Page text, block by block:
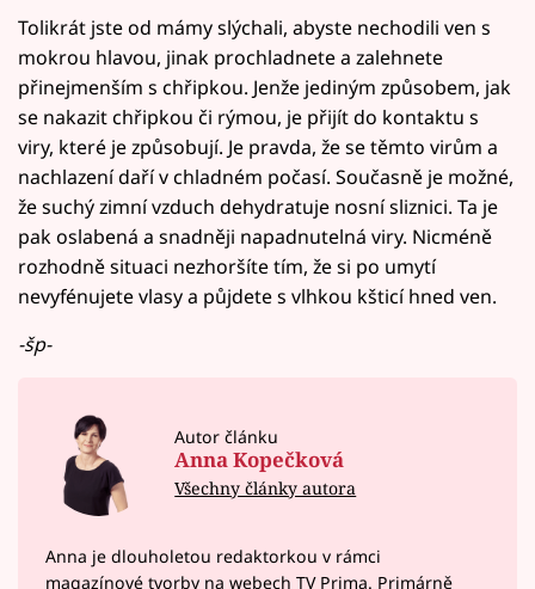
Tolikrát jste od mámy slýchali, abyste nechodili ven s
mokrou hlavou, jinak prochladnete a zalehnete
přinejmenším s chřipkou. Jenže jediným způsobem, jak
se nakazit chřipkou či rýmou, je přijít do kontaktu s
viry, které je způsobují. Je pravda, že se těmto virům a
nachlazení daří v chladném počasí. Současně je možné,
že suchý zimní vzduch dehydratuje nosní sliznici. Ta je
pak oslabená a snadněji napadnutelná viry. Nicméně
rozhodně situaci nezhoršíte tím, že si po umytí
nevyfénujete vlasy a půjdete s vlhkou kšticí hned ven.
-šp-
Autor článku
Anna Kopečková
Všechny články autora
Anna je dlouholetou redaktorkou v rámci
magazínové tvorby na webech TV Prima. Primárně